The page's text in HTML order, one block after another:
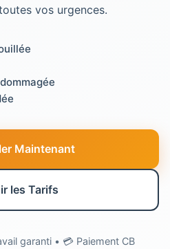
vos urgences.
Maintenant
les Tarifs
garanti • 💳 Paiement CB